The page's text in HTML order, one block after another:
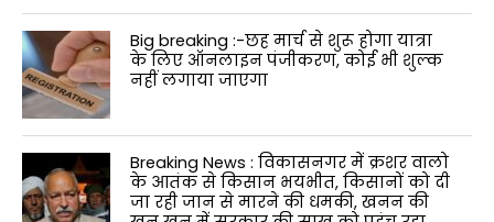
Big breaking :-छह मार्च से शुरू होगा यात्रा
के लिए ऑनलाइन पंजीकरण, कोई भी शुल्क
नहीं लगाया जाएगा
Breaking News : विकासनगर में क्रशर वालो
के आतंक से किसान भयभीत, किसानों को दी
जा रही जान से मारने की धमकी, खनन की